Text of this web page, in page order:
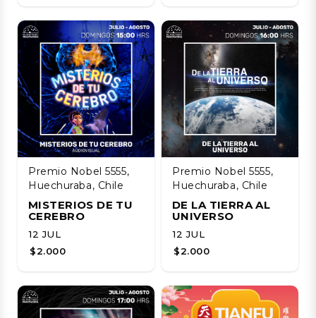
Premio Nobel 5555,
Huechuraba, Chile
MISTERIOS DE TU
CEREBRO
12 JUL
$2.000
Premio Nobel 5555,
Huechuraba, Chile
DE LA TIERRA AL
UNIVERSO
12 JUL
$2.000